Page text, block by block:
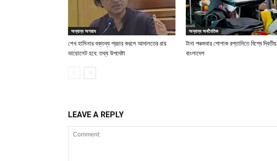
অন্যান্য অপরাধ
শেখ হাসিনার বক্তব্য প্রচার করলে আদালতের রায়
ভায়োলেট হবে: তথ্য উপদেষ্টা
অন্যান্য অর্থনৈতিক
টানা পঞ্চমবার পোশাক রপ্তানিতে বিশ্বে দ্বিতীয়
বাংলাদেশ
LEAVE A REPLY